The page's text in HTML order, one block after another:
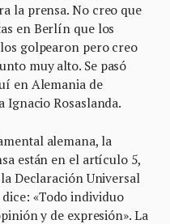
la prensa. No creo que
en Berlín que los
golpearon pero creo
muy alto. Se pasó
en Alemania de
Ignacio Rosaslanda.
alemana, la
están en el artículo 5,
Declaración Universal
«Todo individuo
y de expresión». La